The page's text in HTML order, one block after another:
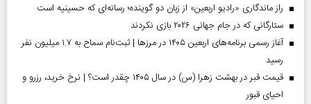
راز ماندگاری «رادیو اربعین» از زبان دو گوینده؛ رسانه‌ای که حسینیه است
ستارگانی که در جام جهانی ۲۰۲۶ بازی نکردند
آغاز رسمی برنامه‌های اربعین ۱۴۰۵ در مرز‌ها | ثبت‌نام سماح به ۱.۷ میلیون نفر
رسید
قیمت قبر در بهشت زهرا (س) در سال ۱۴۰۵ چقدر است؟ | نرخ خرید، رزرو و
احیای قبور